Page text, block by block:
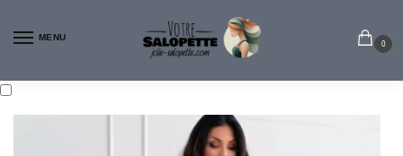
MENU
0